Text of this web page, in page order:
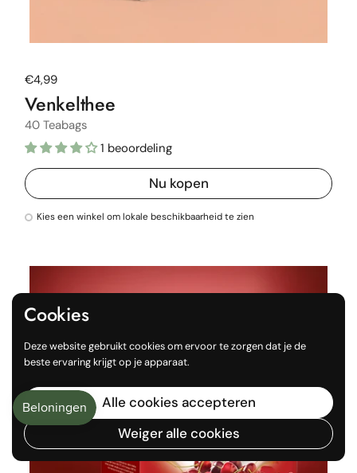
Normale prijs
€4,99
Venkelthee
40 Teabags
1 beoordeling
Nu kopen
Kies een winkel om lokale beschikbaarheid te zien
Cookies
Deze website gebruikt cookies om ervoor te zorgen dat je de
beste ervaring krijgt op je apparaat.
Alle cookies accepteren
Weiger alle cookies